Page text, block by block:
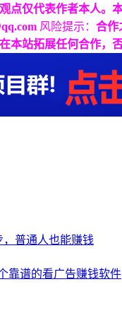
点仅代表作者本人。
风险提示： 合作
站拓展任何合作，
普通人也能赚钱
靠谱的看广告赚钱软件